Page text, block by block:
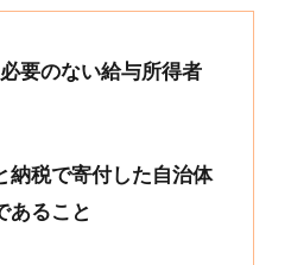
要のない給与所得者
納税で寄付した自治体
あること